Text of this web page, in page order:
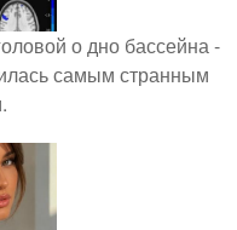
о дно бассейна -
самым странным